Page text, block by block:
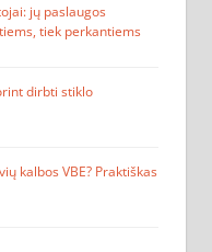
jų paslaugos
tiek perkantiems
dirbti stiklo
kalbos VBE? Praktiškas